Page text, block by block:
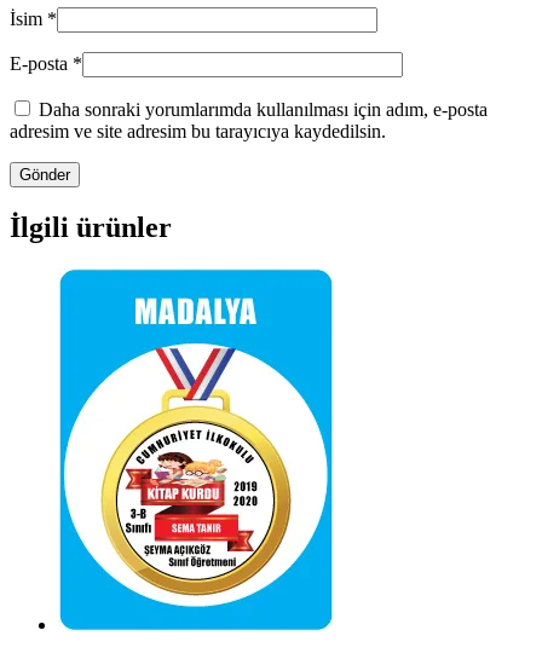
İsim *
E-posta *
Daha sonraki yorumlarımda kullanılması için adım, e-posta
adresim ve site adresim bu tarayıcıya kaydedilsin.
İlgili ürünler